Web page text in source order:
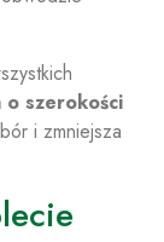
o szerokości
i zmniejsza